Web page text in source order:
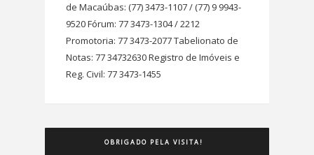
de Macaúbas: (77) 3473-1107 / (77) 9 9943-
9520 Fórum: 77 3473-1304 / 2212
Promotoria: 77 3473-2077 Tabelionato de
Notas: 77 34732630 Registro de Imóveis e
Reg. Civil: 77 3473-1455
OBRIGADO PELA VISITA!